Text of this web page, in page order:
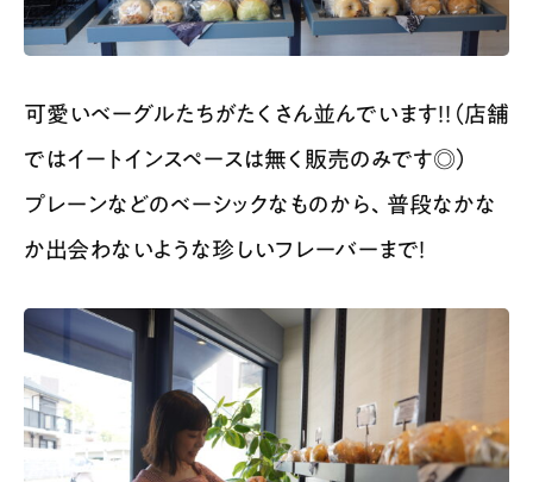
可愛いベーグルたちがたくさん並んでいます！！（店舗
ではイートインスペースは無く販売のみです◎）
プレーンなどのベーシックなものから、普段なかな
か出会わないような珍しいフレーバーまで！